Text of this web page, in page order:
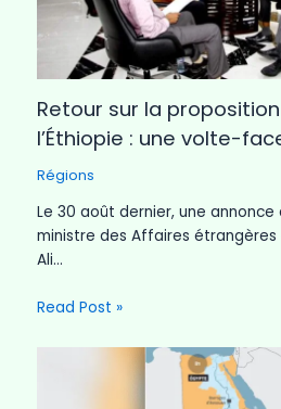
Retour sur la
l’Éthiopie : une volte-
Régions
Le 30 août dernier, une annonce
ministre des Affaires étrangères
Ali…
Read Post »